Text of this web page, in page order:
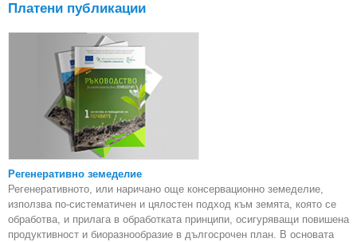
Платени публикации
Регенеративно земеделие
Регенеративното, или наричано още консервационно земеделие,
използва по-систематичен и цялостен подход към земята, която се
обработва, и прилага в обработката принципи, осигуряващи повишена
продуктивност и биоразнообразие в дългосрочен план. В основата